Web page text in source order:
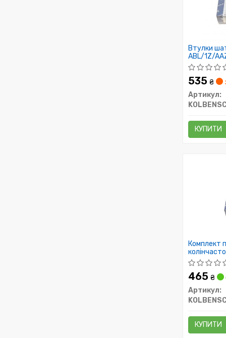
Втулки
ABL/1Z/
535 ₴
Артикул:
КУПИТИ
Комплект
465 ₴
Артикул:
КУПИТИ